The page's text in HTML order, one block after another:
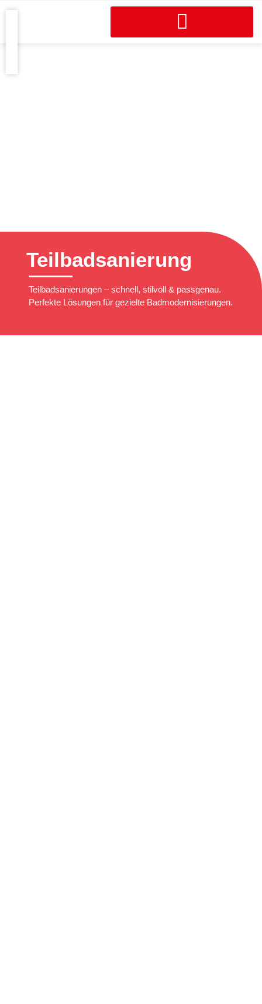
Teilbad­sanierung
Teilbadsanierungen – schnell, stilvoll & passgenau.
Perfekte Lösungen für gezielte Badmodernisierungen.